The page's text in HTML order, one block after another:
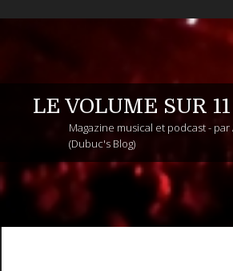
LE VOLUME SUR 11
Magazine musical et podcast -
(Dubuc's Blog)